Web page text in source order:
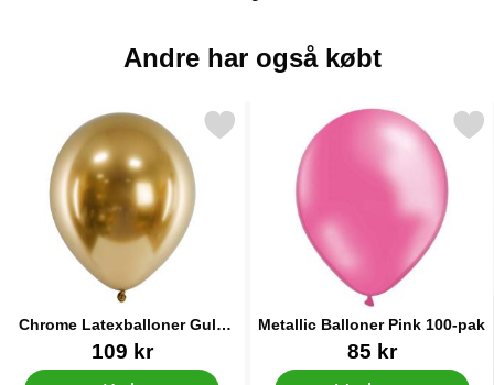
Andre har også købt
Chrome Latexballoner Guld
50-pak
Varenr 21150109 kr
Markér chrome Latexballoner Guld 50-pak som favorit
Metallic Balloner Pink 100-pak
Varenr 1050385 kr
Markér metallic Balloner